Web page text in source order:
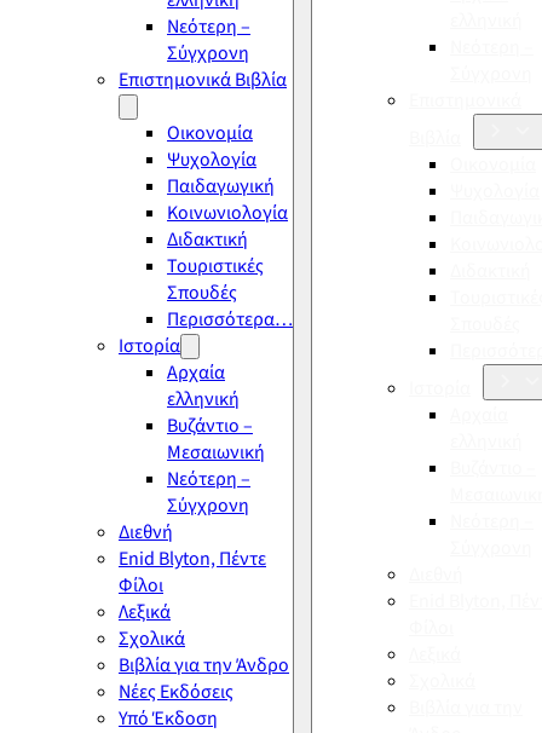
Νεότερη –
Σύγχρονη
Επιστημονικά Βιβλία
Οικονομία
Ψυχολογία
Παιδαγωγική
Κοινωνιολογία
Διδακτική
Τουριστικές
Σπουδές
Περισσότερα…
Ιστορία
Αρχαία
ελληνική
Βυζάντιο –
Μεσαιωνική
Νεότερη –
Σύγχρονη
Διεθνή
Enid Blyton, Πέντε
Φίλοι
Λεξικά
Σχολικά
Βιβλία για την Άνδρο
Νέες Εκδόσεις
Υπό Έκδοση